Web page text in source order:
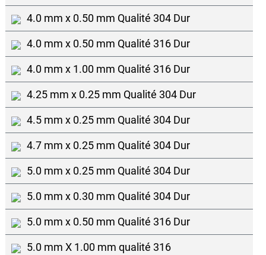
4.0 mm x 0.50 mm Qualité 304 Dur
4.0 mm x 0.50 mm Qualité 316 Dur
4.0 mm x 1.00 mm Qualité 316 Dur
4.25 mm x 0.25 mm Qualité 304 Dur
4.5 mm x 0.25 mm Qualité 304 Dur
4.7 mm x 0.25 mm Qualité 304 Dur
5.0 mm x 0.25 mm Qualité 304 Dur
5.0 mm x 0.30 mm Qualité 304 Dur
5.0 mm x 0.50 mm Qualité 316 Dur
5.0 mm X 1.00 mm qualité 316